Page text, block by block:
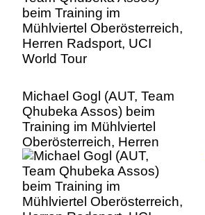
Michael Gogl (AUT, Team
Qhubeka Assos) beim
Training im Mühlviertel
Oberösterreich, Herren
Radsport, UCI World Tour